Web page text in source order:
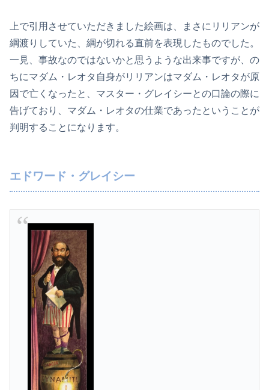
上で引用させていただきました絵画は、まさにリリアンが
綱渡りしていた、綱が切れる直前を表現したものでした。
一見、事故なのではないかと思うような出来事ですが、の
ちにマダム・レオタ自身がリリアンはマダム・レオタが原
因で亡くなったと、マスター・グレイシーとの口論の際に
告げており、マダム・レオタの仕業であったということが
判明することになります。
エドワード・グレイシー